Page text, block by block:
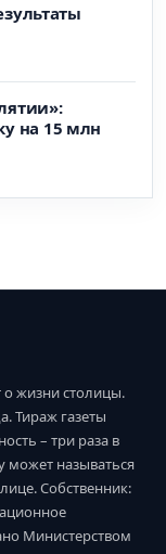
на 15 млн
жизни столицы.
Тираж газеты
– три раза в
может называться
Собственник:
Министерством